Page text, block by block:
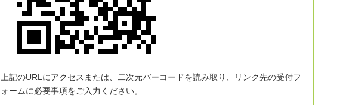
上記のURLにアクセスまたは、二次元バーコードを読み取り、リンク先の受付フ
ォームに必要事項をご入力ください。